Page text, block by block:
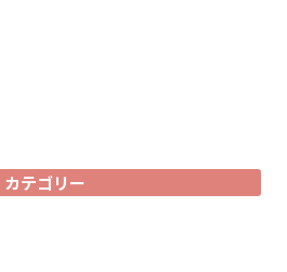
カテゴリー